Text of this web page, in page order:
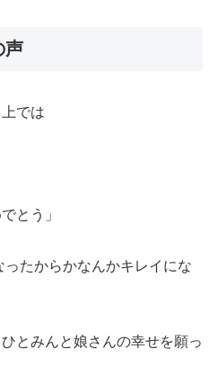
声
では
とう」
ったからかなんかキレイにな
とみんと娘さんの幸せを願っ